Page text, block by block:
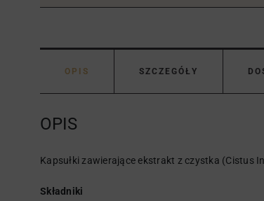
OPIS SZCZEGÓŁY
OPIS
Kapsułki zawierające ekstrakt z czystka (Cistus
Składniki